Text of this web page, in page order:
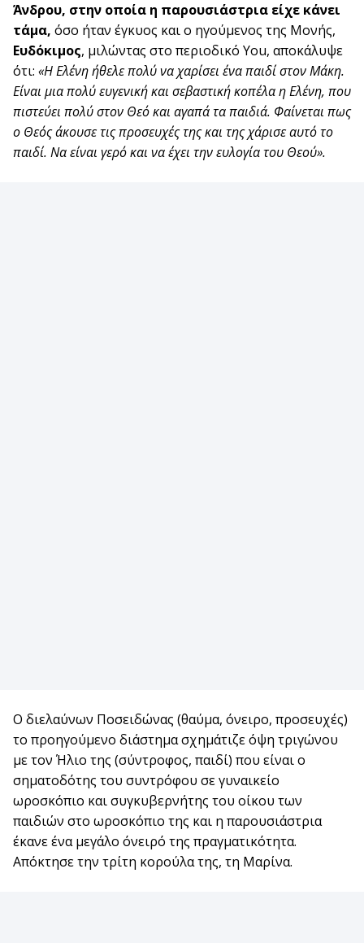
Άνδρου, στην οποία η παρουσιάστρια είχε κάνει
τάμα, όσο ήταν έγκυος και ο ηγούμενος της Μονής,
Ευδόκιμος, μιλώντας στο περιοδικό You, αποκάλυψε
ότι: «Η Ελένη ήθελε πολύ να χαρίσει ένα παιδί στον Μάκη.
Είναι μια πολύ ευγενική και σεβαστική κοπέλα η Ελένη, που
πιστεύει πολύ στον Θεό και αγαπά τα παιδιά. Φαίνεται πως
ο Θεός άκουσε τις προσευχές της και της χάρισε αυτό το
παιδί. Να είναι γερό και να έχει την ευλογία του Θεού».
Ο διελαύνων Ποσειδώνας (θαύμα, όνειρο, προσευχές)
το προηγούμενο διάστημα σχημάτιζε όψη τριγώνου
με τον Ήλιο της (σύντροφος, παιδί) που είναι ο
σηματοδότης του συντρόφου σε γυναικείο
ωροσκόπιο και συγκυβερνήτης του οίκου των
παιδιών στο ωροσκόπιο της και η παρουσιάστρια
έκανε ένα μεγάλο όνειρό της πραγματικότητα.
Απόκτησε την τρίτη κορούλα της, τη Μαρίνα.